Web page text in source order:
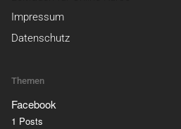
Impressum
Datenschutz
Themen
Facebook
1 Posts